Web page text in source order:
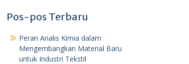
Pos-pos Terbaru
Peran Analis Kimia dalam
Mengembangkan Material Baru
untuk Industri Tekstil